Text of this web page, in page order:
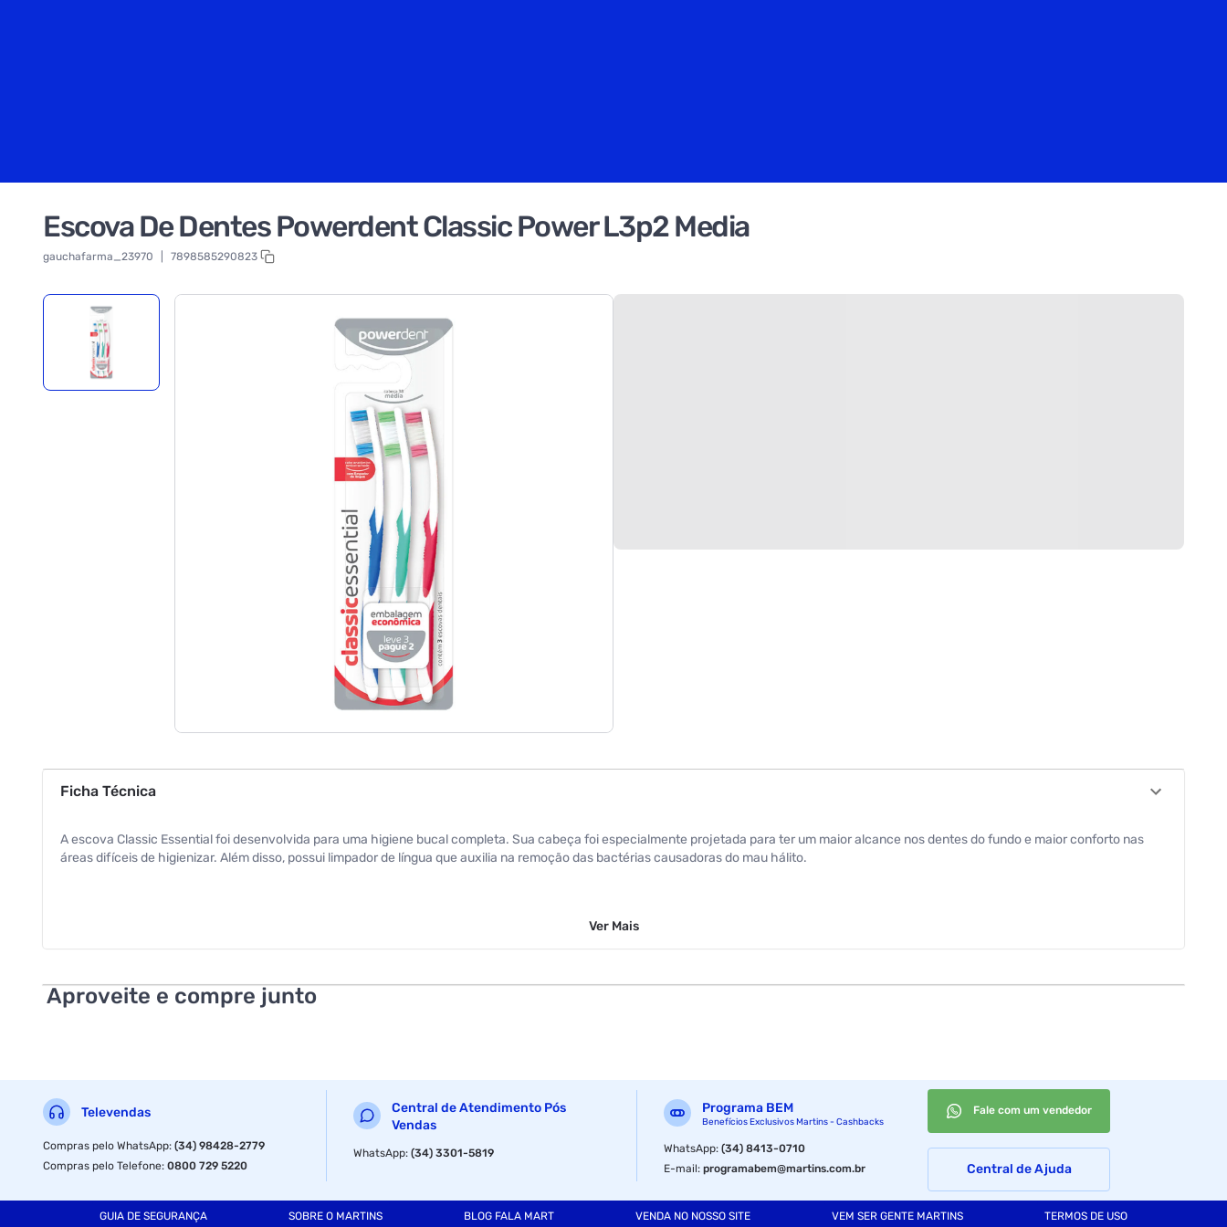
Escova De Dentes Powerdent Classic Power L3p2 Media
gauchafarma_23970 7898585290823
Ficha Técnica
A escova Classic Essential foi desenvolvida para uma higiene bucal completa. Sua cabeça foi especialmente projetada para ter um maior alcance nos dentes do fundo e maior conforto nas
áreas difíceis de higienizar. Além disso, possui limpador de língua que auxilia na remoção das bactérias causadoras do mau hálito.
Ver Mais
Aproveite e compre junto
Televendas
Compras pelo WhatsApp:(34) 98428-2779
Compras pelo Telefone:0800 729 5220
Central de Atendimento Pós
Vendas
WhatsApp:(34) 3301-5819
Programa BEM
Benefícios Exclusivos Martins - Cashbacks
WhatsApp:(34) 8413-0710
E-mail:programabem@martins.com.br
Fale com um vendedor
Central de Ajuda
GUIA DE SEGURANÇA SOBRE O MARTINS BLOG FALA MART VENDA NO NOSSO SITE VEM SER GENTE MARTINS TERMOS DE USO